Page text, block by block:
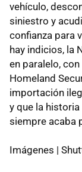
vehículo,
siniestro y
confianza para
hay indicios, la
en paralelo,
Homeland
importación
y que la
siempre acaba
Imágenes |